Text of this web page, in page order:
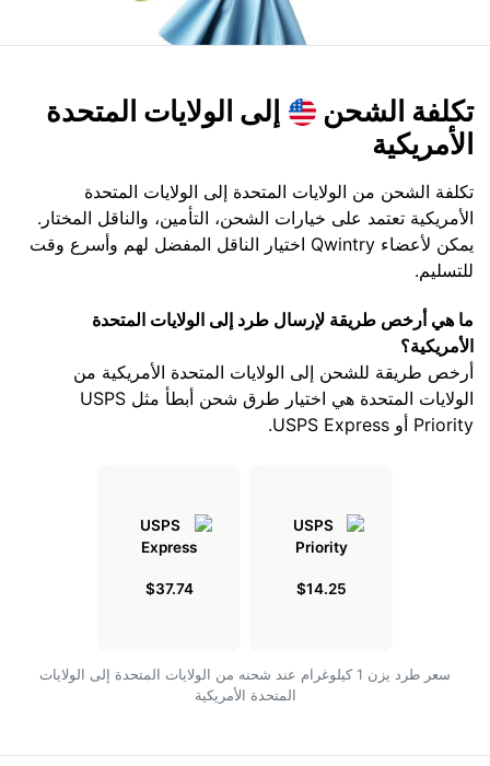
تكلفة الشحن
إلى الولايات المتحدة
الأمريكية
تكلفة الشحن من الولايات المتحدة إلى الولايات المتحدة
الأمريكية تعتمد على خيارات الشحن، التأمين، والناقل المختار.
يمكن لأعضاء Qwintry اختيار الناقل المفضل لهم وأسرع وقت
للتسليم.
ما هي أرخص طريقة لإرسال طرد إلى الولايات المتحدة
الأمريكية؟
أرخص طريقة للشحن إلى الولايات المتحدة الأمريكية من
الولايات المتحدة هي اختيار طرق شحن أبطأ مثل USPS
Priority أو USPS Express.
$14.25
$37.74
سعر طرد يزن 1 كيلوغرام عند شحنه من الولايات المتحدة إلى الولايات
المتحدة الأمريكية